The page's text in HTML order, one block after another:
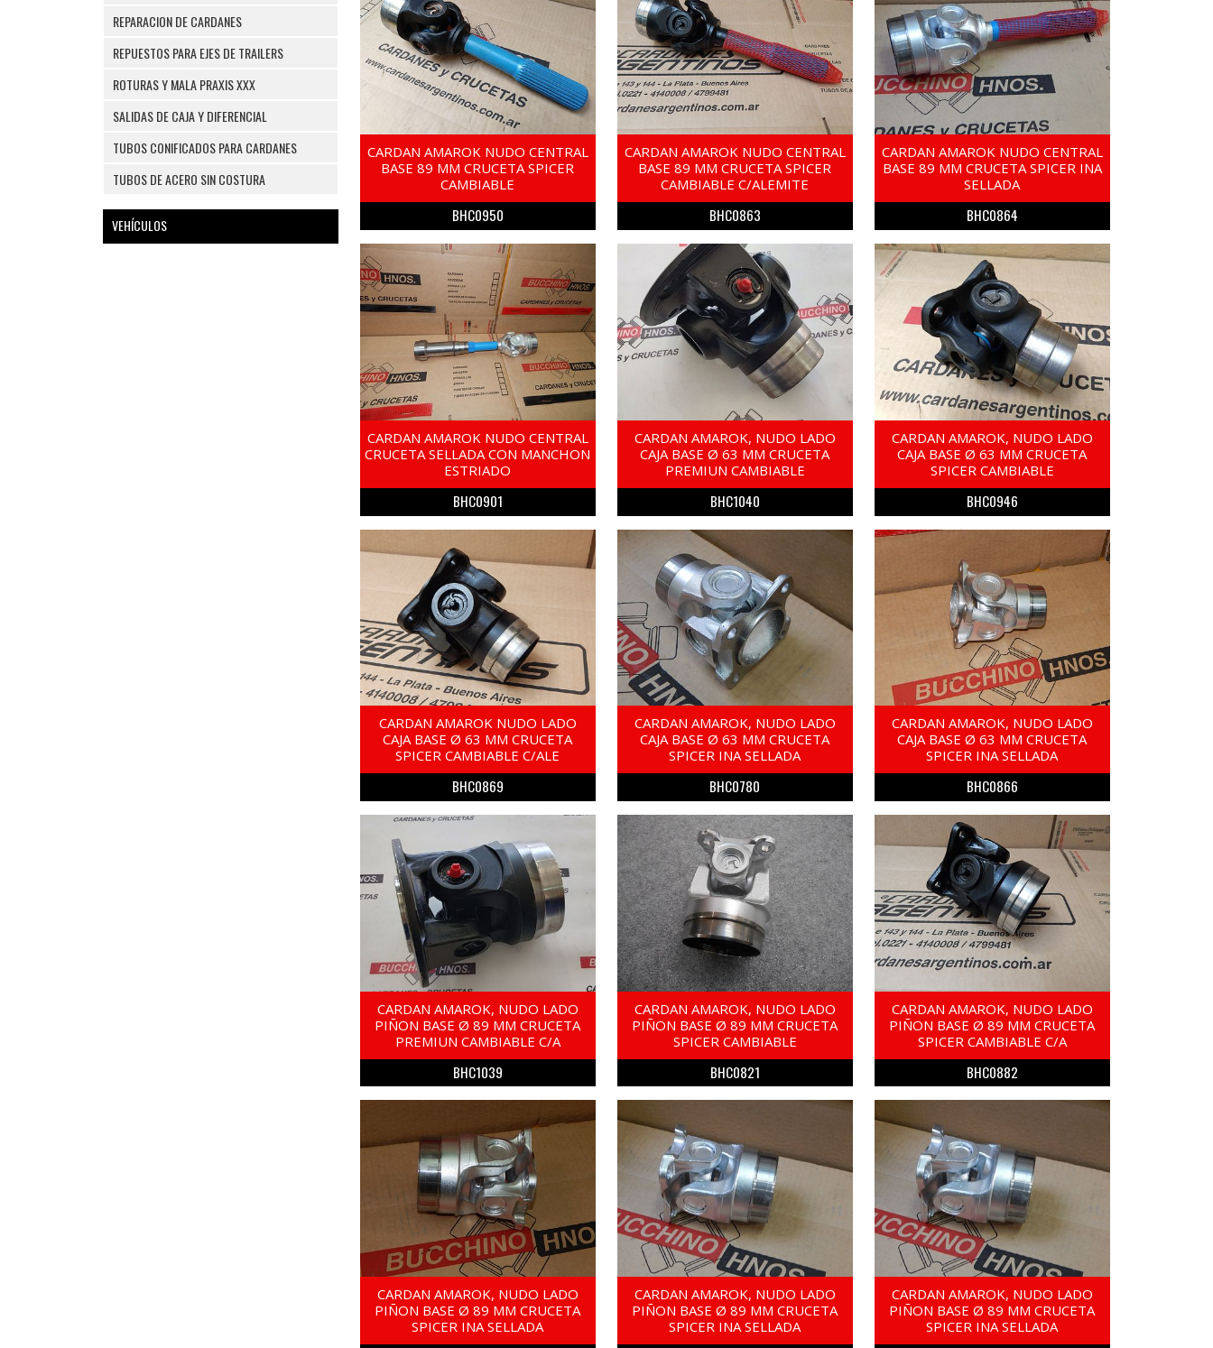
REPARACION DE CARDANES
REPUESTOS PARA EJES DE TRAILERS
ROTURAS Y MALA PRAXIS XXX
SALIDAS DE CAJA Y DIFERENCIAL
TUBOS CONIFICADOS PARA CARDANES
TUBOS DE ACERO SIN COSTURA
VEHÍCULOS
CARDAN AMAROK NUDO CENTRAL
BASE 89 MM CRUCETA SPICER
CAMBIABLE
BHC0950
CARDAN AMAROK NUDO CENTRAL
BASE 89 MM CRUCETA SPICER
CAMBIABLE C/ALEMITE
BHC0863
CARDAN AMAROK NUDO CENTRAL
BASE 89 MM CRUCETA SPICER INA
SELLADA
BHC0864
CARDAN AMAROK NUDO CENTRAL
CRUCETA SELLADA CON MANCHON
ESTRIADO
BHC0901
CARDAN AMAROK, NUDO LADO
CAJA BASE Ø 63 MM CRUCETA
PREMIUN CAMBIABLE
BHC1040
CARDAN AMAROK, NUDO LADO
CAJA BASE Ø 63 MM CRUCETA
SPICER CAMBIABLE
BHC0946
CARDAN AMAROK NUDO LADO
CAJA BASE Ø 63 MM CRUCETA
SPICER CAMBIABLE C/ALE
BHC0869
CARDAN AMAROK, NUDO LADO
CAJA BASE Ø 63 MM CRUCETA
SPICER INA SELLADA
BHC0780
CARDAN AMAROK, NUDO LADO
CAJA BASE Ø 63 MM CRUCETA
SPICER INA SELLADA
BHC0866
CARDAN AMAROK, NUDO LADO
PIÑON BASE Ø 89 MM CRUCETA
PREMIUN CAMBIABLE C/A
BHC1039
CARDAN AMAROK, NUDO LADO
PIÑON BASE Ø 89 MM CRUCETA
SPICER CAMBIABLE
BHC0821
CARDAN AMAROK, NUDO LADO
PIÑON BASE Ø 89 MM CRUCETA
SPICER CAMBIABLE C/A
BHC0882
CARDAN AMAROK, NUDO LADO
PIÑON BASE Ø 89 MM CRUCETA
SPICER INA SELLADA
CARDAN AMAROK, NUDO LADO
PIÑON BASE Ø 89 MM CRUCETA
SPICER INA SELLADA
CARDAN AMAROK, NUDO LADO
PIÑON BASE Ø 89 MM CRUCETA
SPICER INA SELLADA